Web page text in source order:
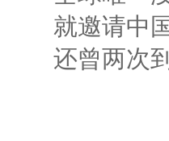
就邀请中
还曾两次